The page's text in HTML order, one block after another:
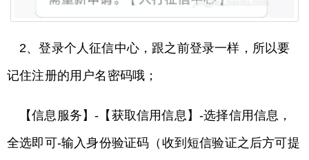
2、登录个人征信中心，跟之前登录一样，所以要
记住注册的用户名密码哦；
【信息服务】-【获取信用信息】-选择信用信息，
全选即可-输入身份验证码（收到短信验证之后方可提